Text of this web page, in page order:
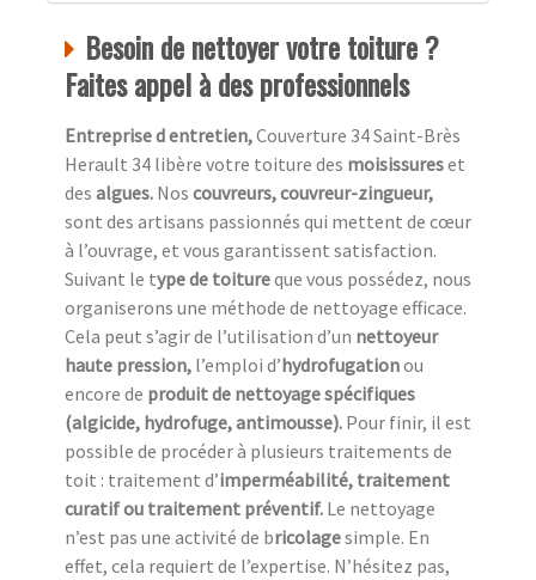
Besoin de nettoyer votre toiture ?
Faites appel à des professionnels
Entreprise d entretien,Couverture 34 Saint-Brès
Herault 34 libère votre toiture des moisissureset
des algues. Nos couvreurs, couvreur-zingueur,
sont des artisans passionnés qui mettent de cœur
à l’ouvrage, et vous garantissent satisfaction.
Suivant le type de toitureque vous possédez, nous
organiserons une méthode de nettoyage efficace.
Cela peut s’agir de l’utilisation d’un nettoyeur
haute pression, l’emploi d’hydrofugationou
encore de produit de nettoyage spécifiques
(algicide, hydrofuge, antimousse). Pour finir, il est
possible de procéder à plusieurs traitements de
toit : traitement d’imperméabilité, traitement
curatif ou traitement préventif. Le nettoyage
n’est pas une activité de bricolagesimple. En
effet, cela requiert de l’expertise. N’hésitez pas,